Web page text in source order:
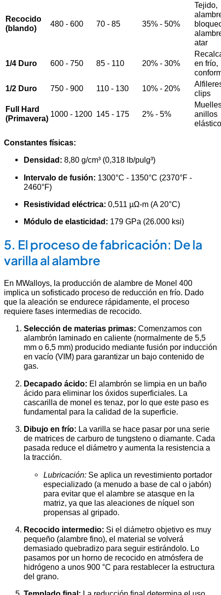
Recocido
(blando)
480 - 600 70 - 85 35% - 50%
Tejido,
atar
1/4 Duro 600 - 750 85 - 110 20% - 30%
en frío,
1/2 Duro
750 - 900 110 - 130 10% - 20%
clips
Full Hard
(Primavera) 1000 - 1200 145 - 175 2% - 5%
anillos
Constantes físicas:
Densidad: 8,80 g/cm³ (0,318 lb/pulg³)
Intervalo de fusión: 1300°C - 1350°C (2370°F -
2460°F)
Resistividad eléctrica: 0,511 µΩ-m (A 20°C)
Módulo de elasticidad: 179 GPa (26.000 ksi)
5. El proceso de fabricación: De la
varilla al alambre
En MWalloys, la producción de alambre de Monel 400
implica un sofisticado proceso de reducción en frío. Dado
que la aleación se endurece rápidamente, el proceso
requiere fases intermedias de recocido.
Selección de materias primas: Comenzamos con
alambrón laminado en caliente (normalmente de 5,5
mm o 6,5 mm) producido mediante fusión por inducción
en vacío (VIM) para garantizar un bajo contenido de
gas.
Decapado ácido: El alambrón se limpia en un baño
ácido para eliminar los óxidos superficiales. La
cascarilla de monel es tenaz, por lo que este paso es
fundamental para la calidad de la superficie.
Dibujo en frío: La varilla se hace pasar por una serie
de matrices de carburo de tungsteno o diamante. Cada
pasada reduce el diámetro y aumenta la resistencia a
la tracción.
Lubricación: Se aplica un revestimiento portador
especializado (a menudo a base de cal o jabón)
para evitar que el alambre se atasque en la
matriz, ya que las aleaciones de níquel son
propensas al gripado.
Recocido intermedio: Si el diámetro objetivo es muy
pequeño (alambre fino), el material se volverá
demasiado quebradizo para seguir estirándolo. Lo
pasamos por un horno de recocido en atmósfera de
hidrógeno a unos 900 °C para restablecer la estructura
del grano.